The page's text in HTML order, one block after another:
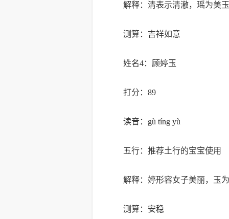
解释：清表示清澈，瑶为美
测算：吉祥如意
姓名4：顾婷玉
打分：89
读音：gù tíng yù
五行：推荐土行的宝宝使用
解释：婷形容女子美丽，玉
测算：安稳